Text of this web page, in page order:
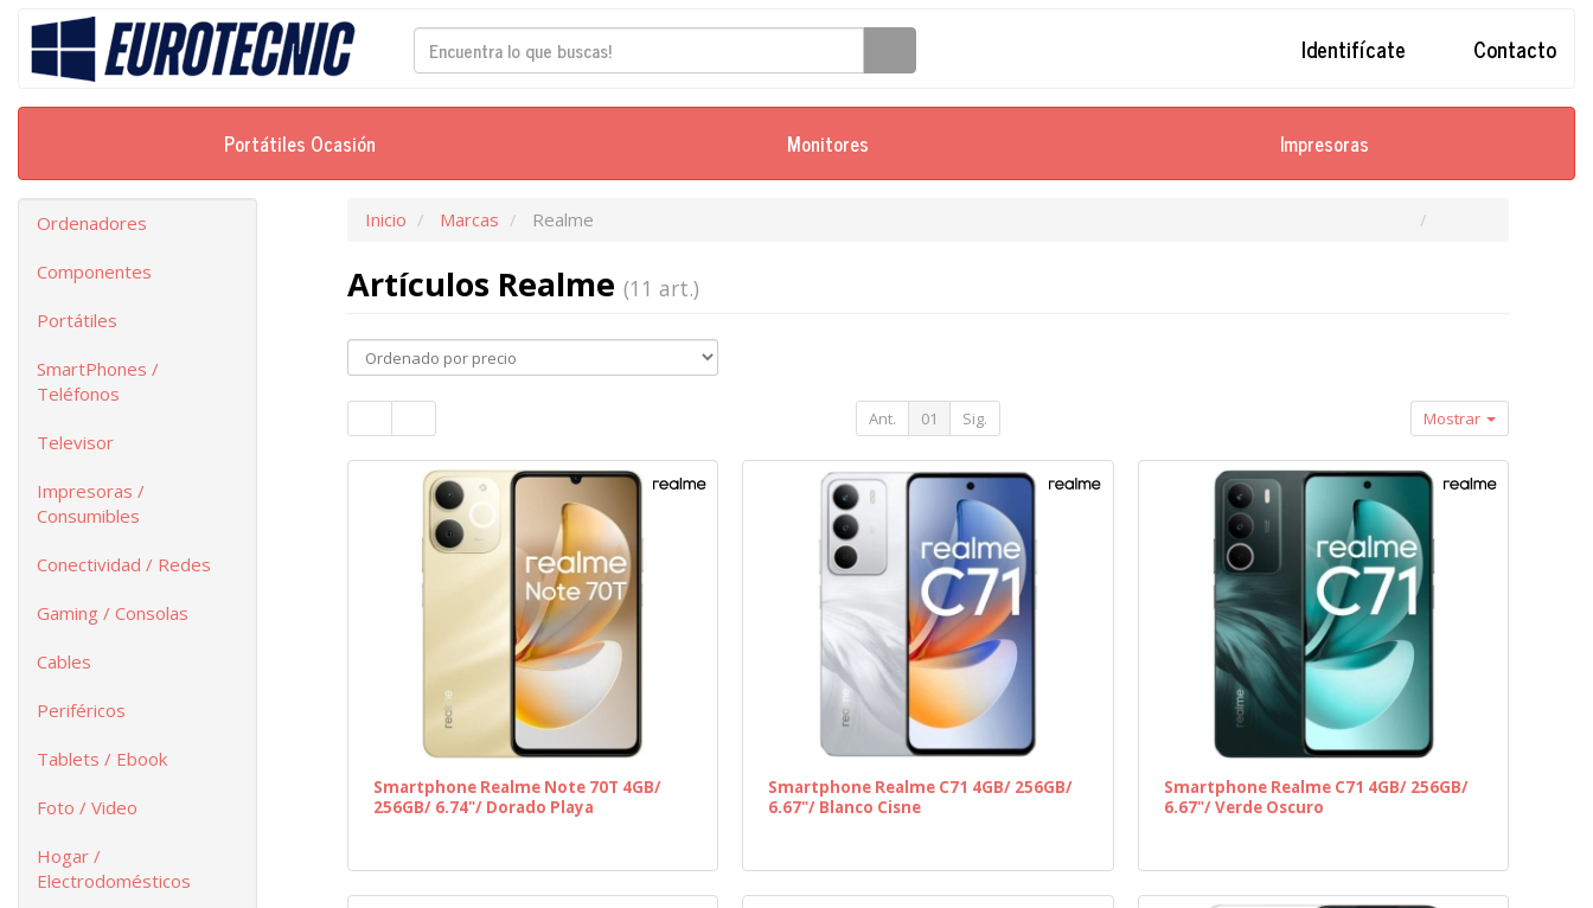
Identifícate Contacto
Portátiles Ocasión Monitores Impresoras
Ordenadores
Componentes
Portátiles
SmartPhones /
Teléfonos
Televisor
Impresoras /
Consumibles
Conectividad / Redes
Gaming / Consolas
Cables
Periféricos
Tablets / Ebook
Foto / Video
Hogar /
Electrodomésticos
Inicio Marcas Realme
Artículos Realme (11 art.)
Ant. 01 Sig. Mostrar
Smartphone Realme Note 70T 4GB/
256GB/ 6.74"/ Dorado Playa
Smartphone Realme C71 4GB/ 256GB/
6.67"/ Blanco Cisne
Smartphone Realme C71 4GB/ 256GB/
6.67"/ Verde Oscuro